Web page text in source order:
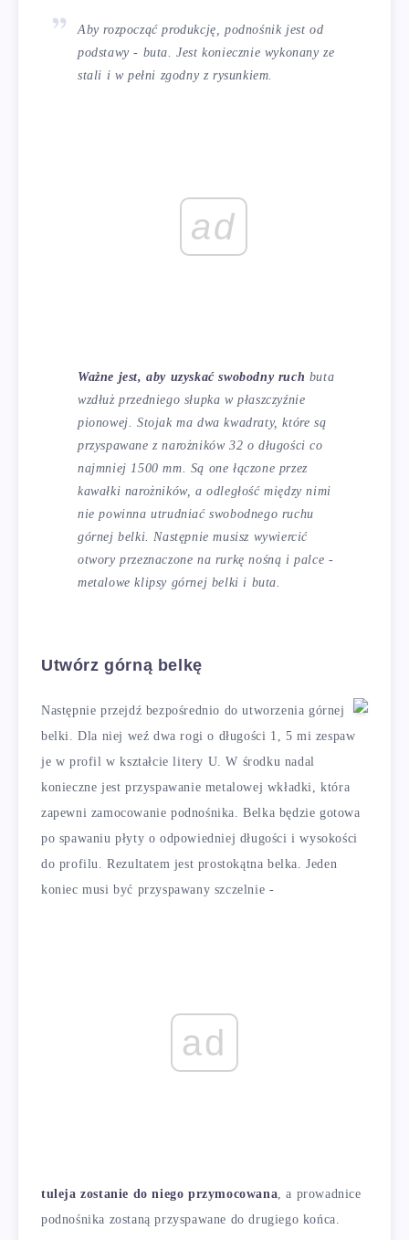
Aby rozpocząć produkcję, podnośnik jest od
podstawy - buta. Jest koniecznie wykonany ze
stali i w pełni zgodny z rysunkiem.
ad
Ważne jest, aby uzyskać swobodny ruch buta
wzdłuż przedniego słupka w płaszczyźnie
pionowej. Stojak ma dwa kwadraty, które są
przyspawane z narożników 32 o długości co
najmniej 1500 mm. Są one łączone przez
kawałki narożników, a odległość między nimi
nie powinna utrudniać swobodnego ruchu
górnej belki. Następnie musisz wywiercić
otwory przeznaczone na rurkę nośną i palce -
metalowe klipsy górnej belki i buta.
Utwórz górną belkę
Następnie przejdź bezpośrednio do utworzenia górnej
belki. Dla niej weź dwa rogi o długości 1, 5 mi zespaw
je w profil w kształcie litery U. W środku nadal
konieczne jest przyspawanie metalowej wkładki, która
zapewni zamocowanie podnośnika. Belka będzie gotowa
po spawaniu płyty o odpowiedniej długości i wysokości
do profilu. Rezultatem jest prostokątna belka. Jeden
koniec musi być przyspawany szczelnie -
ad
tuleja zostanie do niego przymocowana, a prowadnice
podnośnika zostaną przyspawane do drugiego końca.